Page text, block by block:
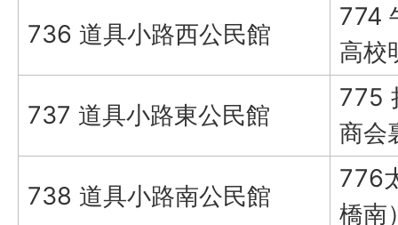
736 道具小路西公民館
774
高校
737 道具小路東公民館
775
商会
738 道具小路南公民館
776
橋南